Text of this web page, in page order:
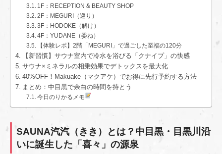
1F：RECEPTION & BEAUTY SHOP
2F：MEGURI（巡り）
3F：HODOKE（解け）
4F：YUDANE（委ね）
【体験レポ】2階「MEGURI」で過ごした至福の120分
【新習慣】サウナ室内で冷水を浴びる「クナイプ」の快感
サウナ×ミネラルの相乗効果でデトックスを最大化
40%OFF！Makuake（マクアケ）でお得に先行予約する方法
まとめ：中目黒で余白の時間を持とう
今日のりかるメモ
SAUNA汽汽（きき）とは？中目黒・目黒川沿
いに誕生した「喜々」の源泉